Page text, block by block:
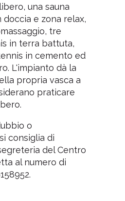
una sauna
e zona relax,
tre
in terra battuta,
in cemento ed
L'impianto dà la
propria vasca a
praticare
o
consiglia di
del Centro
al numero di